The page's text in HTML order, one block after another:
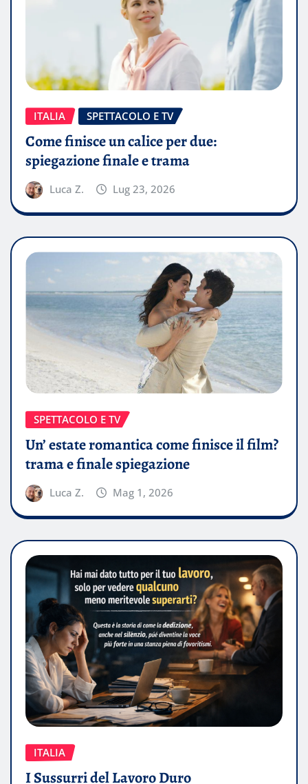
ITALIA SPETTACOLO E TV
Come finisce un calice per due:
spiegazione finale e trama
Luca Z. Lug 23, 2026
SPETTACOLO E TV
Un’ estate romantica come finisce il film?
trama e finale spiegazione
Luca Z. Mag 1, 2026
ITALIA
I Sussurri del Lavoro Duro